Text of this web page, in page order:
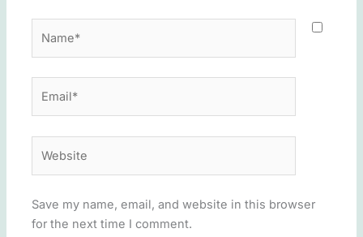
Save my name, email, and website in this browser
for the next time I comment.